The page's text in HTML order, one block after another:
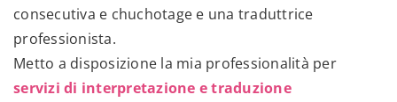
consecutiva e chuchotage e una traduttrice
professionista.
Metto a disposizione la mia professionalità per
servizi di interpretazione e traduzione